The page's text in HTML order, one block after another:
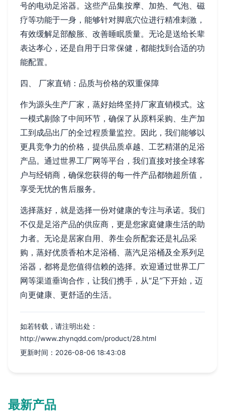
号的电动足浴器。这些产品集按摩、加热、气泡、磁
疗等功能于一身，能够针对脚底穴位进行精准刺激，
有效缓解足部酸胀、改善睡眠质量。无论是送给长辈
表达孝心，还是自用于日常保健，都能找到合适的功
能配置。
四、 厂家直销：品质与价格的双重保障
作为源头生产厂家，蒸好始终坚持厂家直销模式。这
一模式剔除了中间环节，确保了从原料采购、生产加
工到成品出厂的全过程质量监控。因此，我们能够以
更具竞争力的价格，提供品质卓越、工艺精湛的足浴
产品。通过世界工厂网等平台，我们直接对接全球客
户与经销商，确保您获得的每一件产品都物超所值，
享受无忧的售后服务。
选择蒸好，就是选择一份对健康的专注与承诺。我们
不仅是足浴产品的供应商，更是您家庭健康生活的助
力者。无论是居家自用、养生会所配套还是礼品采
购，蒸好优质香柏木足浴桶、蒸汽足浴桶及全系列足
浴器，都将是您值得信赖的选择。欢迎通过世界工厂
网等渠道垂询合作，让我们携手，从“足”下开始，迈
向更健康、更舒适的生活。
如若转载，请注明出处：
http://www.zhynqdd.com/product/28.html
更新时间：2026-08-06 18:43:08
最新产品